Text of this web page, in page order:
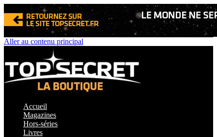
Aller au contenu principal
Accueil
Magazines
Hors-séries
Livres